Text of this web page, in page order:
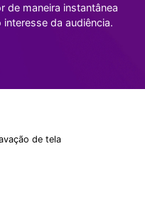
de maneira instantânea
da audiência.
de tela